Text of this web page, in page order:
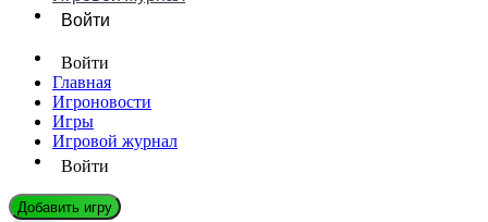
Войти
Войти
Главная
Игроновости
Игры
Игровой журнал
Войти
Добавить игру